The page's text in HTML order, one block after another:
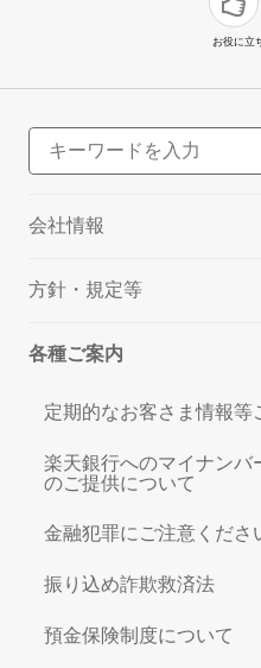
お役に立
会社情報
方針・規定等
各種ご案内
定期的なお客さま情報等
楽天銀行へのマイナンバ
のご提供について
金融犯罪にご注意くださ
振り込め詐欺救済法
預金保険制度について